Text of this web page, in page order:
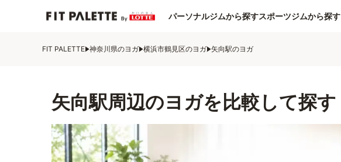
パーソナルジムから探すスポーツジムから探す
FIT PALETTE 神奈川県のヨガ 横浜市鶴見区のヨガ 矢向駅のヨガ
矢向駅周辺のヨガを比較して探す